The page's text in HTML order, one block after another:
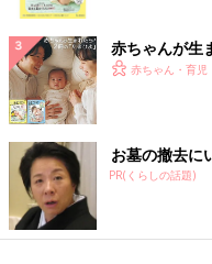
赤ちゃんが生
赤ちゃん・育児
お墓の撤去に
PR(くらしの話題)